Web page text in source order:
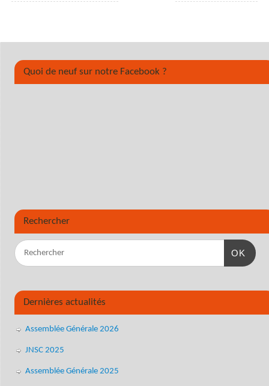
Quoi de neuf sur notre Facebook ?
Rechercher
OK
Dernières actualités
Assemblée Générale 2026
JNSC 2025
Assemblée Générale 2025